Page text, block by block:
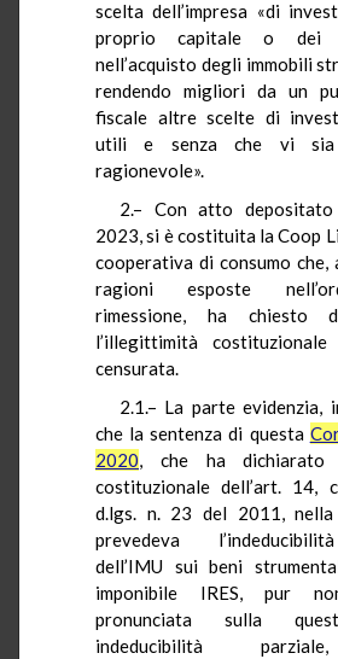
scelta dell’impresa «di
proprio capitale o dei
nell’acquisto degli immobili
rendendo migliori da un
fiscale altre scelte di
utili e senza che vi sia
ragionevole».
2.– Con atto
2023, si è costituita la Coop
cooperativa di consumo che,
ragioni esposte
rimessione, ha chiesto
l’illegittimità
censurata.
2.1.– La parte evidenzia,
che la sentenza di questa
2020, che ha dichiarato
costituzionale dell’art. 14,
d.lgs. n. 23 del 2011,
prevedeva
dell’IMU sui beni
imponibile IRES, pur
pronunciata sulla
indeducibilità